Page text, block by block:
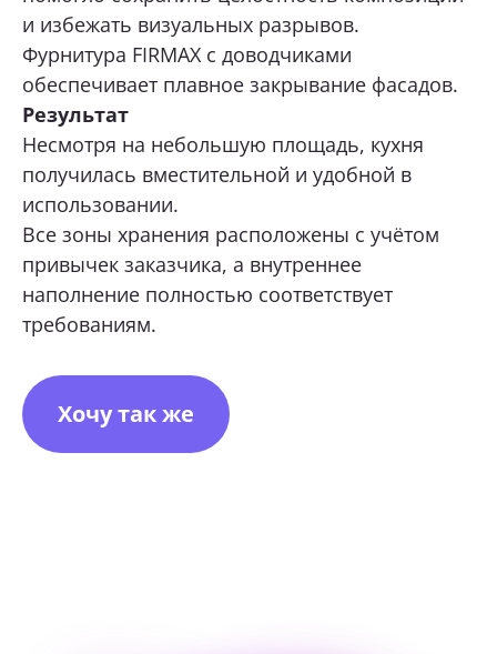
и избежать визуальных разрывов.
Фурнитура FIRMAX с доводчиками
обеспечивает плавное закрывание фасадов.
Результат
Несмотря на небольшую площадь, кухня
получилась вместительной и удобной в
использовании.
Все зоны хранения расположены с учётом
привычек заказчика, а внутреннее
наполнение полностью соответствует
требованиям.
Хочу так же